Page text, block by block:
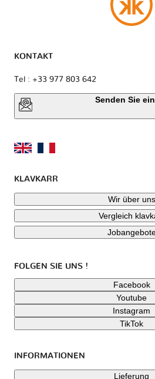
KONTAKT
Tel : +33 977 803 642
Senden Sie
KLAVKARR
Wir über uns
Vergleich
FOLGEN SIE UNS !
Facebook
Youtube
Instagram
TikTok
INFORMATIONEN
Lieferung